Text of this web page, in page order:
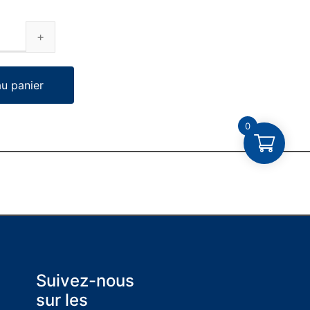
panier
Suivez-nous
sur les
0